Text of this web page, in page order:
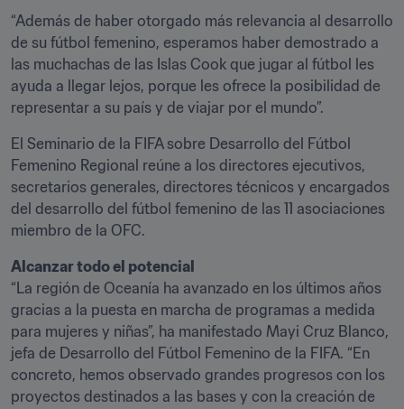
“Además de haber otorgado más relevancia al desarrollo
de su fútbol femenino, esperamos haber demostrado a
las muchachas de las Islas Cook que jugar al fútbol les
ayuda a llegar lejos, porque les ofrece la posibilidad de
representar a su país y de viajar por el mundo”.
El Seminario de la FIFA sobre Desarrollo del Fútbol
Femenino Regional reúne a los directores ejecutivos,
secretarios generales, directores técnicos y encargados
del desarrollo del fútbol femenino de las 11 asociaciones
miembro de la OFC.
Alcanzar todo el potencial
“La región de Oceanía ha avanzado en los últimos años
gracias a la puesta en marcha de programas a medida
para mujeres y niñas”, ha manifestado Mayi Cruz Blanco,
jefa de Desarrollo del Fútbol Femenino de la FIFA. “En
concreto, hemos observado grandes progresos con los
proyectos destinados a las bases y con la creación de